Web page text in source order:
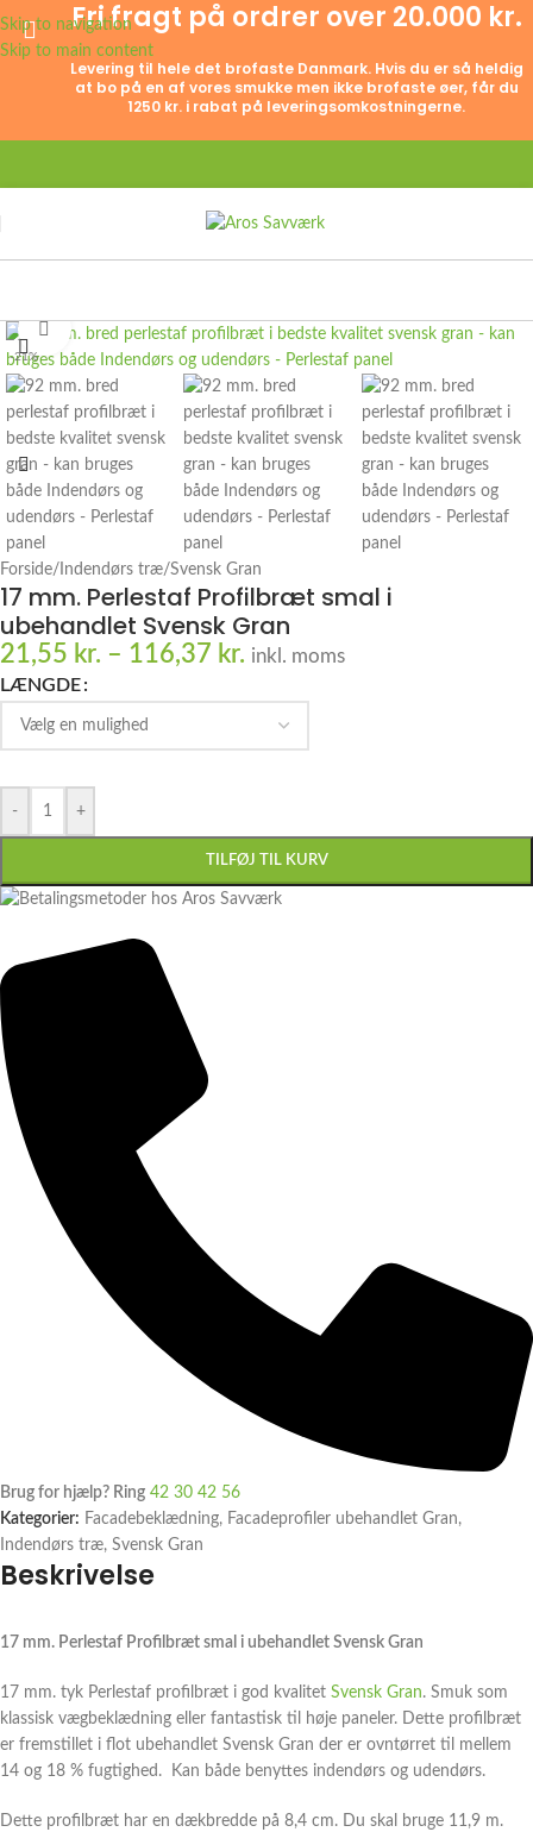
Skip to navigation
Skip to main content
Fri fragt på ordrer over 20.000 kr.
Levering til hele det brofaste Danmark. Hvis du er så heldig
at bo på en af vores smukke men ikke brofaste øer, får du
1250 kr. i rabat på leveringsomkostningerne.
-21%
Click to enlarge
Forside/ Indendørs træ/Svensk Gran
17 mm. Perlestaf Profilbræt smal i
ubehandlet Svensk Gran
21,55 kr. – 116,37 kr. inkl. moms
LÆNGDE
- +
TILFØJ TIL KURV
Brug for hjælp? Ring 42 30 42 56
Kategorier: Facadebeklædning, Facadeprofiler ubehandlet Gran,
Indendørs træ, Svensk Gran
Beskrivelse
17 mm. Perlestaf Profilbræt smal i ubehandlet Svensk Gran
17 mm. tyk Perlestaf profilbræt i god kvalitet Svensk Gran. Smuk som
klassisk vægbeklædning eller fantastisk til høje paneler. Dette profilbræt
er fremstillet i flot ubehandlet Svensk Gran der er ovntørret til mellem
14 og 18 % fugtighed. Kan både benyttes indendørs og udendørs.
Dette profilbræt har en dækbredde på 8,4 cm. Du skal bruge 11,9 m.